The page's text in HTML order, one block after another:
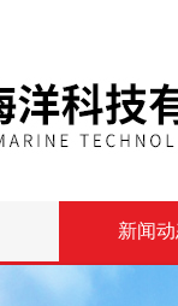
新闻